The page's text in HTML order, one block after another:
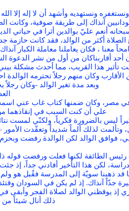
ونستغفره ونستهديه وأشهد أن لا إله
آنذاك إلى طريقة صوفية، وكانت
أنعم عليّ بوالدين أثرا في حياتي
أكثر من الوالد، فقد كانت حازمة
معنا ، فكان يعاملنا معاملة
أحد أقاربناكان من أول من نشر
تأثير هذا القريب، مما أحدث مشكلة
وكان منهم رجلاً تحترمه
وبعد مدة تغير الوالد -وكان
وكان ضمنها كتاب غاب عني اسمه
علي أن كنت السبب في إنقاذهما
ليس بالضرورة فكرياً، ولكنّي لمست
وتألمت لذلك ألماً شديداً وتعقّدت
الوالد لكن الوالدة رفضت وبحزم
الطائفة لكنها فعلت ورفضت قوله
لكن هذا التأخير أفادني جداً، إذ
قد ذهبنا سويّة إلى المدرسة فقُبل هو
جدّاً آنذاك. إذ لم يكن في السودان
إذ يوقظني الوالد لصلاة الفجر
ذلك أنال شيئاً من